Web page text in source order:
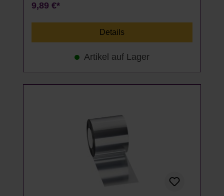
9,89 €*
Details
Artikel auf Lager